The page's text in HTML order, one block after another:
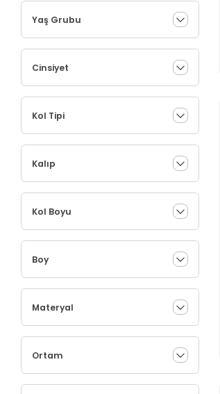
Yaş Grubu
Cinsiyet
Kol Tipi
Kalıp
Kol Boyu
Boy
Materyal
Ortam